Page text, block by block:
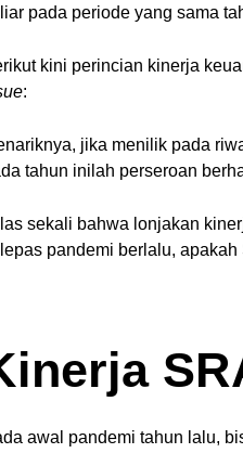
pada periode yang sama
kini perincian kinerja
:
jika menilik pada
tahun inilah perseroan
sekali bahwa lonjakan
pandemi berlalu,
awal pandemi tahun lalu,